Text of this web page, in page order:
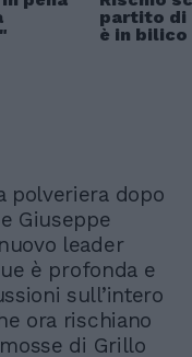
partito di
è in bilico
polveriera dopo
Giuseppe
leader
è profonda e
sull’intero
ora rischiano
di Grillo